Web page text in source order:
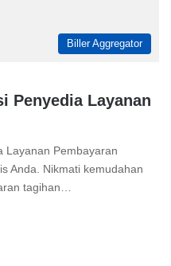
Biller Aggregator
Penyedia Layanan
Layanan Pembayaran
Anda. Nikmati kemudahan
tagihan…